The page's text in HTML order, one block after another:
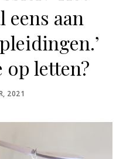
eens aan
op letten?
2021